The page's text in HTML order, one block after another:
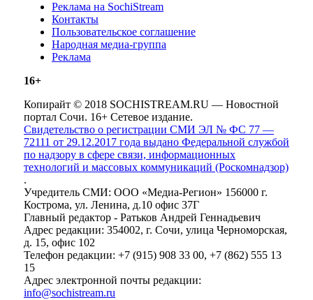
Реклама на SochiStream
Контакты
Пользовательское соглашение
Народная медиа-группа
Реклама
16+
Копирайт © 2018 SOCHISTREAM.RU — Новостной
портал Сочи. 16+ Сетевое издание.
Свидетельство о регистрации СМИ ЭЛ № ФС 77 —
72111 от 29.12.2017 года выдано Федеральной службой
по надзору в сфере связи, информационных
технологий и массовых коммуникаций (Роскомнадзор)
.
Учредитель СМИ: ООО «Медиа-Регион» 156000 г.
Кострома, ул. Ленина, д.10 офис 37Г
Главный редактор - Ратьков Андрей Геннадьевич
Адрес редакции: 354002, г. Сочи, улица Черноморская,
д. 15, офис 102
Телефон редакции: +7 (915) 908 33 00, +7 (862) 555 13
15
Адрес электронной почты редакции:
info@sochistream.ru